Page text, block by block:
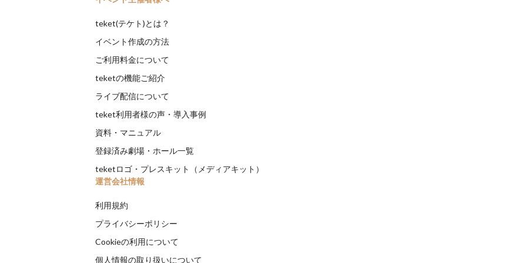
teket(テケト)とは？
イベント作成の方法
ご利用料金について
teketの機能ご紹介
ライブ配信について
teket利用者様の声・導入事例
資料・マニュアル
登録済み劇場・ホール一覧
teketロゴ・プレスキット（メディアキット）
運営会社情報
利用規約
プライバシーポリシー
Cookieの利用について
個人情報の取り扱いについて